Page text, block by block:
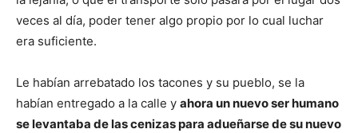
veces al día, poder tener algo propio por lo cual luchar
era suficiente.
Le habían arrebatado los tacones y su pueblo, se la
habían entregado a la calle y ahora un nuevo ser humano
se levantaba de las cenizas para adueñarse de su nuevo